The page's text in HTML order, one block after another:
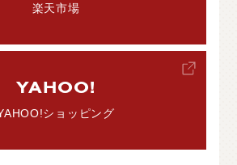
楽天市場
YAHOO!
ショッピング